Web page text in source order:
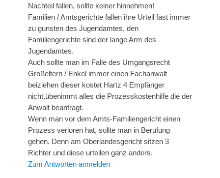
Nachteil fallen, sollte keiner hinnehmen!
Familien / Amtsgerichte fallen ihre Urteil fast immer
zu gunsten des Jugendamtes, den
Familiengerichte sind der lange Arm des
Jugendamtes.
Auch sollte man im Falle des Umgangsrecht
Großeltern / Enkel immer einen Fachanwalt
beiziehen dieser kostet Hartz 4 Empfänger
nicht,übenimmt alles die Prozesskostenhilfe die der
Anwalt beantragt.
Wenn man vor dem Amts-Familiengericht einen
Prozess verloren hat, sollte man in Berufung
gehen. Denn am Oberlandesgericht sitzen 3
Richter und diese urteilen ganz anders.
Zum Antworten anmelden